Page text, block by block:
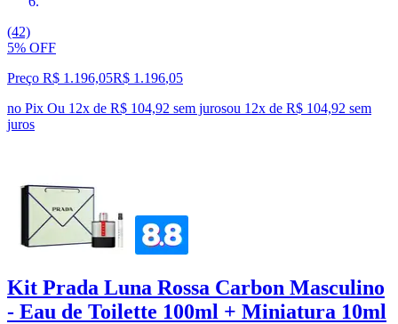
(42)
5% OFF
Preço R$ 1.196,05R$ 1.196,05
no Pix Ou 12x de R$ 104,92 sem jurosou 12x de R$ 104,92 sem
juros
Kit Prada Luna Rossa Carbon Masculino
- Eau de Toilette 100ml + Miniatura 10ml